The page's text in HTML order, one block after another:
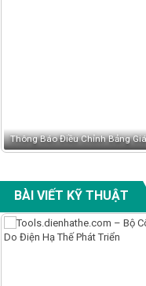
Thông Báo Điều Chỉnh Bảng
BÀI VIẾT KỸ THUẬT